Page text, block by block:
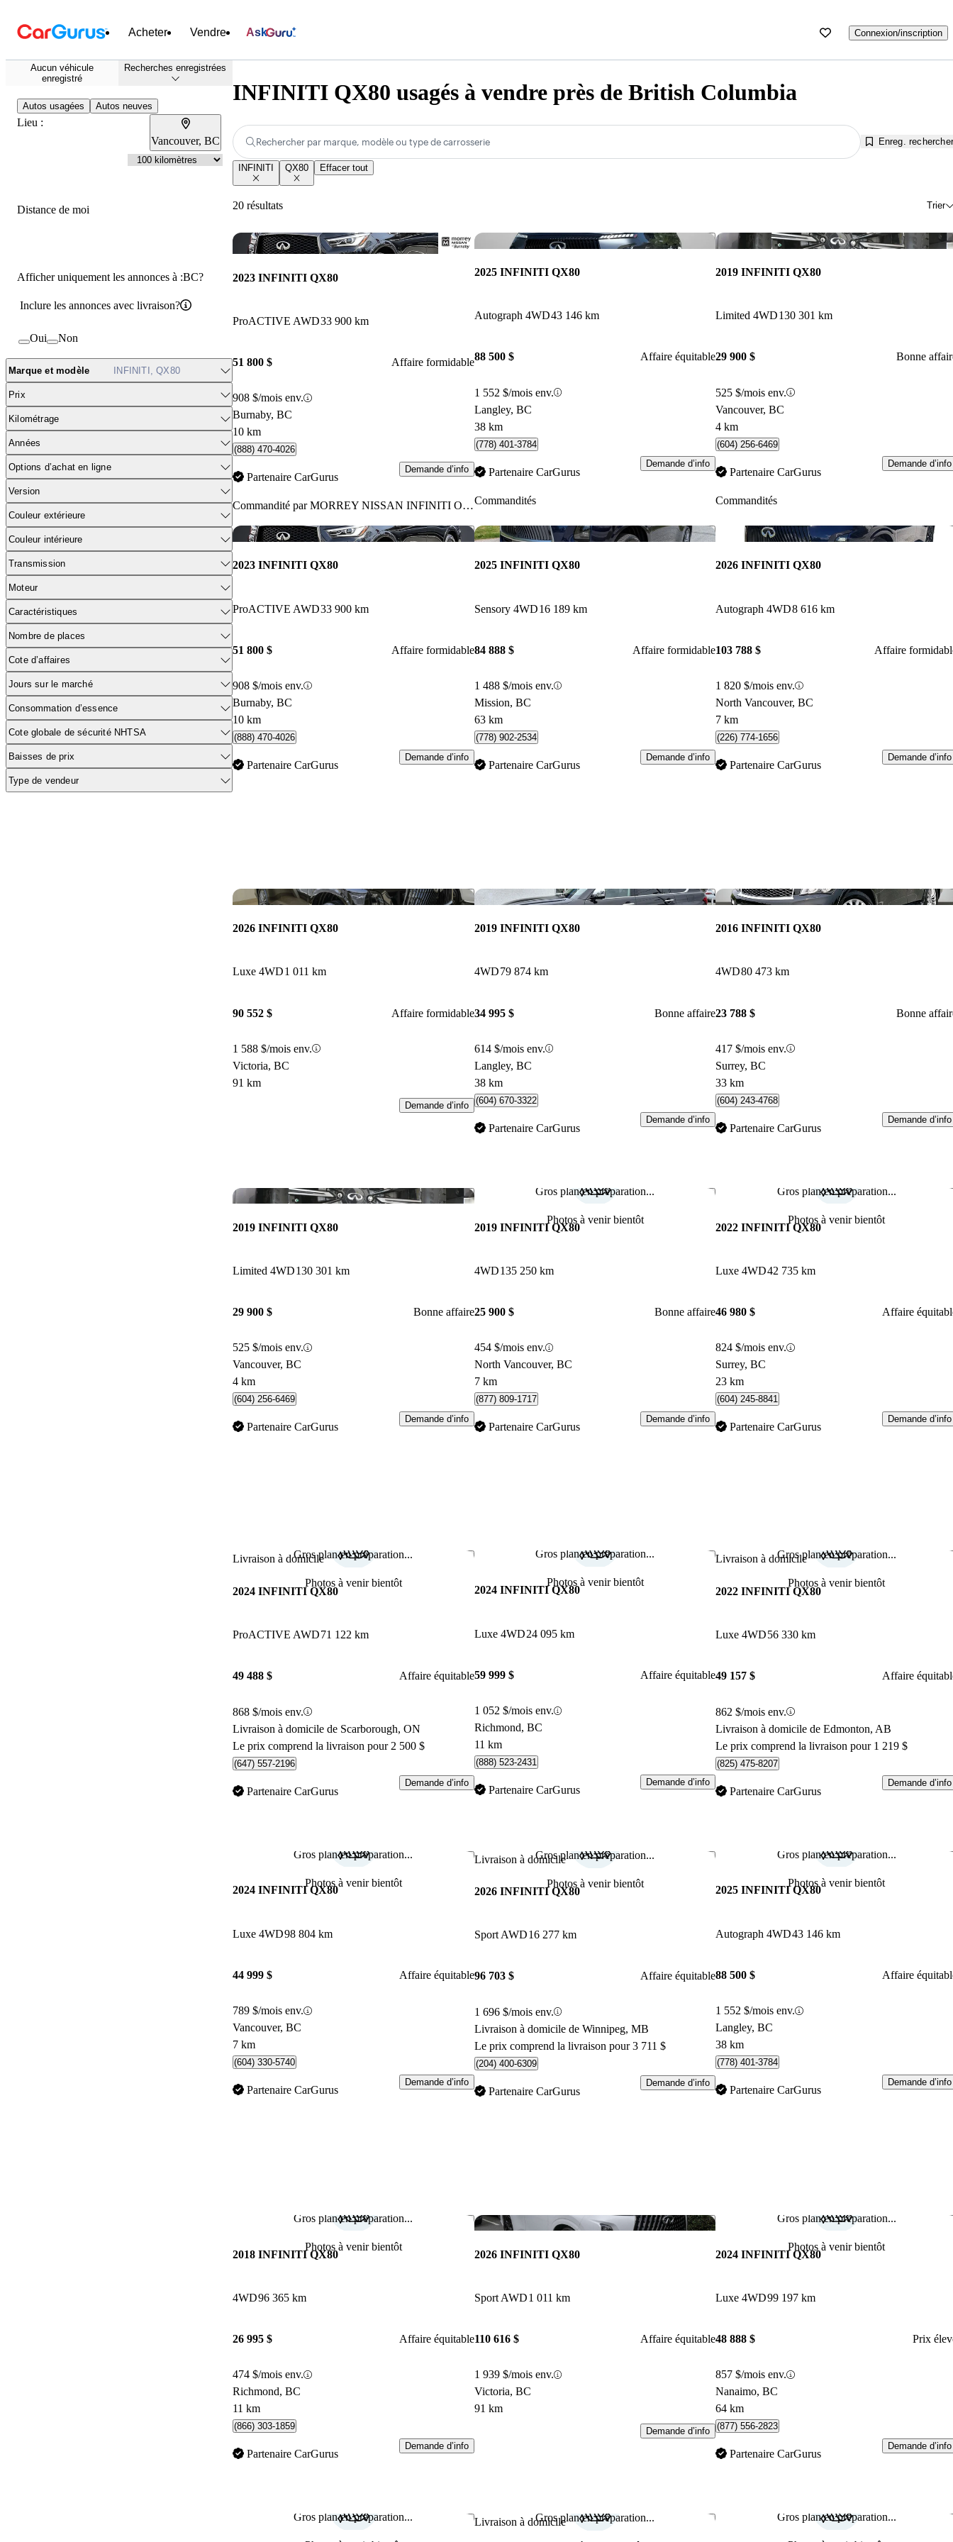
Acheter Vendre Ask Connexion/inscription
Aucun véhicule
enregistré
Recherches enregistrées
Autos usagées Autos neuves
Lieu :
Vancouver, BC
Distance de moi
Afficher uniquement les annonces à :BC?
Inclure les annonces avec livraison?
Oui Non
Marque et modèle INFINITI, QX80
Prix
Kilométrage
Années
Options d’achat en ligne
Version
Couleur extérieure
Couleur intérieure
Transmission
Moteur
Caractéristiques
Nombre de places
Cote d’affaires
Jours sur le marché
Consommation d’essence
Cote globale de sécurité NHTSA
Baisses de prix
Type de vendeur
INFINITI QX80 usagés à vendre près de British Columbia
Rechercher par marque, modèle ou type de carrosserie Enreg. rechercher
INFINITI QX80 Effacer tout
20 résultats Trier
Enregistrer cette annonce
2023 INFINITI QX80
ProACTIVE AWD33 900 km
51 800 $ Affaire formidable
908 $/mois env.
Burnaby, BC
10 km
(888) 470-4026
Partenaire CarGurus
Demande d’info
Commandité parMORREY NISSAN INFINITI OF BURNABY
Enregistrer cette annonce
2025 INFINITI QX80
Autograph 4WD43 146 km
88 500 $ Affaire équitable
1 552 $/mois env.
Langley, BC
38 km
(778) 401-3784
Partenaire CarGurus
Demande d’info
Commandités
2019 INFINITI QX80
Limited 4WD130 301 km
29 900 $ Bonne
525 $/mois env.
Vancouver, BC
4 km
(604) 256-6469
Partenaire CarGurus
Demande d’info
Commandités
Enregistrer cette annonce
2023 INFINITI QX80
ProACTIVE AWD33 900 km
51 800 $ Affaire formidable
908 $/mois env.
Burnaby, BC
10 km
(888) 470-4026
Partenaire CarGurus
Demande d’info
Enregistrer cette annonce
2025 INFINITI QX80
Sensory 4WD16 189 km
84 888 $ Affaire formidable
1 488 $/mois env.
Mission, BC
63 km
(778) 902-2534
Partenaire CarGurus
Demande d’info
2026 INFINITI QX80
Autograph 4WD8 616 km
103 788 $ Affaire
1 820 $/mois env.
North Vancouver, BC
7 km
(226) 774-1656
Partenaire CarGurus
Demande d’info
Enregistrer cette annonce
2026 INFINITI QX80
Luxe 4WD1 011 km
90 552 $ Affaire formidable
1 588 $/mois env.
Victoria, BC
91 km
Demande d’info
Enregistrer cette annonce
2019 INFINITI QX80
4WD79 874 km
34 995 $ Bonne affaire
614 $/mois env.
Langley, BC
38 km
(604) 670-3322
Partenaire CarGurus
Demande d’info
2016 INFINITI QX80
4WD80 473 km
23 788 $ Bonne
417 $/mois env.
Surrey, BC
33 km
(604) 243-4768
Partenaire CarGurus
Demande d’info
Enregistrer cette annonce
2019 INFINITI QX80
Limited 4WD130 301 km
29 900 $ Bonne affaire
525 $/mois env.
Vancouver, BC
4 km
(604) 256-6469
Partenaire CarGurus
Demande d’info
Gros plan en préparation...
Photos à venir bientôt
Enregistrer cette annonce
2019 INFINITI QX80
4WD135 250 km
25 900 $ Bonne affaire
454 $/mois env.
North Vancouver, BC
7 km
(877) 809-1717
Partenaire CarGurus
Demande d’info
Gros plan en préparation...
Photos à venir bientôt
2022 INFINITI QX80
Luxe 4WD42 735 km
46 980 $ Affaire
824 $/mois env.
Surrey, BC
23 km
(604) 245-8841
Partenaire CarGurus
Demande d’info
Gros plan en préparation...
Photos à venir bientôt
Livraison à domicile Enregistrer cette annonce
2024 INFINITI QX80
ProACTIVE AWD71 122 km
49 488 $ Affaire équitable
868 $/mois env.
Livraison à domicile de Scarborough, ON
Le prix comprend la livraison pour 2 500 $
(647) 557-2196
Partenaire CarGurus
Demande d’info
Gros plan en préparation...
Photos à venir bientôt
Enregistrer cette annonce
2024 INFINITI QX80
Luxe 4WD24 095 km
59 999 $ Affaire équitable
1 052 $/mois env.
Richmond, BC
11 km
(888) 523-2431
Partenaire CarGurus
Demande d’info
Gros plan en préparation...
Photos à venir bientôt
Livraison à domicile
2022 INFINITI QX80
Luxe 4WD56 330 km
49 157 $ Affaire
862 $/mois env.
Livraison à domicile de Edmonton, AB
Le prix comprend la livraison pour 1 219 $
(825) 475-8207
Partenaire CarGurus
Demande d’info
Gros plan en préparation...
Photos à venir bientôt
Enregistrer cette annonce
2024 INFINITI QX80
Luxe 4WD98 804 km
44 999 $ Affaire équitable
789 $/mois env.
Vancouver, BC
7 km
(604) 330-5740
Partenaire CarGurus
Demande d’info
Gros plan en préparation...
Photos à venir bientôt
Livraison à domicile Enregistrer cette annonce
2026 INFINITI QX80
Sport AWD16 277 km
96 703 $ Affaire équitable
1 696 $/mois env.
Livraison à domicile de Winnipeg, MB
Le prix comprend la livraison pour 3 711 $
(204) 400-6309
Partenaire CarGurus
Demande d’info
Gros plan en préparation...
Photos à venir bientôt
2025 INFINITI QX80
Autograph 4WD43 146 km
88 500 $ Affaire
1 552 $/mois env.
Langley, BC
38 km
(778) 401-3784
Partenaire CarGurus
Demande d’info
Gros plan en préparation...
Photos à venir bientôt
Enregistrer cette annonce
2018 INFINITI QX80
4WD96 365 km
26 995 $ Affaire équitable
474 $/mois env.
Richmond, BC
11 km
(866) 303-1859
Partenaire CarGurus
Demande d’info
Enregistrer cette annonce
2026 INFINITI QX80
Sport AWD1 011 km
110 616 $ Affaire équitable
1 939 $/mois env.
Victoria, BC
91 km
Demande d’info
Gros plan en préparation...
Photos à venir bientôt
2024 INFINITI QX80
Luxe 4WD99 197 km
48 888 $ Prix
857 $/mois env.
Nanaimo, BC
64 km
(877) 556-2823
Partenaire CarGurus
Demande d’info
Gros plan en préparation... Enregistrer cette annonceGros plan en préparation...
Livraison à domicile Enregistrer cette annonceGros plan en préparation...